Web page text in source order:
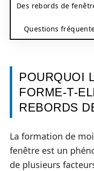
Des rebords de
Questions
POURQUOI
FORME-T-
REBORDS
La formation de
fenêtre est un
de plusieurs